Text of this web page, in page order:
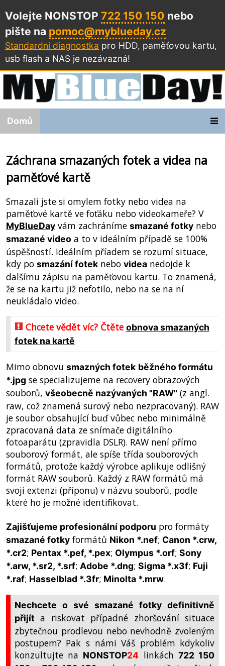
Volejte NONSTOP 722 150 150 nebo
pište na pomoc@myblueday.cz
Standardní diagnostka pro HDD, paměťovou kartu,
usb flash a NAS je nezávazná!
Domů
Záchrana smazaných fotek a videa na
paměťové kartě
Smazali jste si omylem fotky nebo videa na
paměťové kartě ve foťáku nebo videokameře? V
MyBlueDayvám zachráníme smazané fotkynebo
smazané video a to v ideálním případě se 100%
úspěšností. Ideálním příadem se rozumí situace,
kdy po smazání foteknebo videanedojde k
dalšímu zápisu na paměťovou kartu. To znamená,
že se na kartu již nefotilo, nebo na se na ní
neukládalo video.
Chcete vědět víc? Čtěte obnova smazaných
fotek na kartě
Mimo obnovu smazných fotek běžného formátu
*.jpg se specializujeme na recovery obrazových
souborů, všeobecně nazývaných "RAW" (z angl.
raw, což znamená surový nebo nezpracovaný). RAW
je soubor obsahující buď vůbec nebo minimálně
zpracovaná data ze snímače digitálního
fotoaparátu (zpravidla DSLR). RAW není přímo
souborový formát, ale spíše třída souborových
formátů, protože každý výrobce aplikuje odlišný
formát RAW souborů. Každý z RAW formátů má
svoji extenzi (příponu) v názvu souborů, podle
které ho je možné identifikovat.
Zajišťujeme profesionální podporu pro formáty
smazané fotkyformátů Nikon *.nef; Canon *.crw,
*.cr2; Pentax *.pef, *.pex; Olympus *.orf; Sony
*.arw, *.sr2, *.srf; Adobe *.dng; Sigma *.x3f; Fuji
*.raf; Hasselblad *.3fr; Minolta *.mrw.
Nechcete o své smazané fotky definitivně
přijíta riskovat případné zhoršování situace
zbytečnou prodlevou nebo nevhodně zvoleným
postupem? Pak s námi Váš problém kdykoliv
konzultujte na NONSTOP24 linkách 722 150